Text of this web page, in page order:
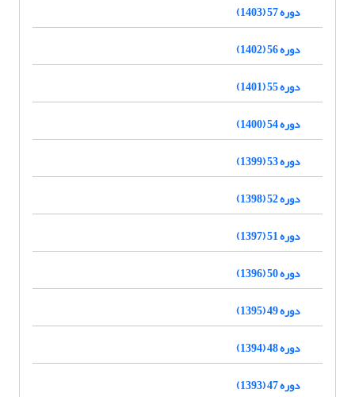
دوره 57 (1403)
دوره 56 (1402)
دوره 55 (1401)
دوره 54 (1400)
دوره 53 (1399)
دوره 52 (1398)
دوره 51 (1397)
دوره 50 (1396)
دوره 49 (1395)
دوره 48 (1394)
دوره 47 (1393)